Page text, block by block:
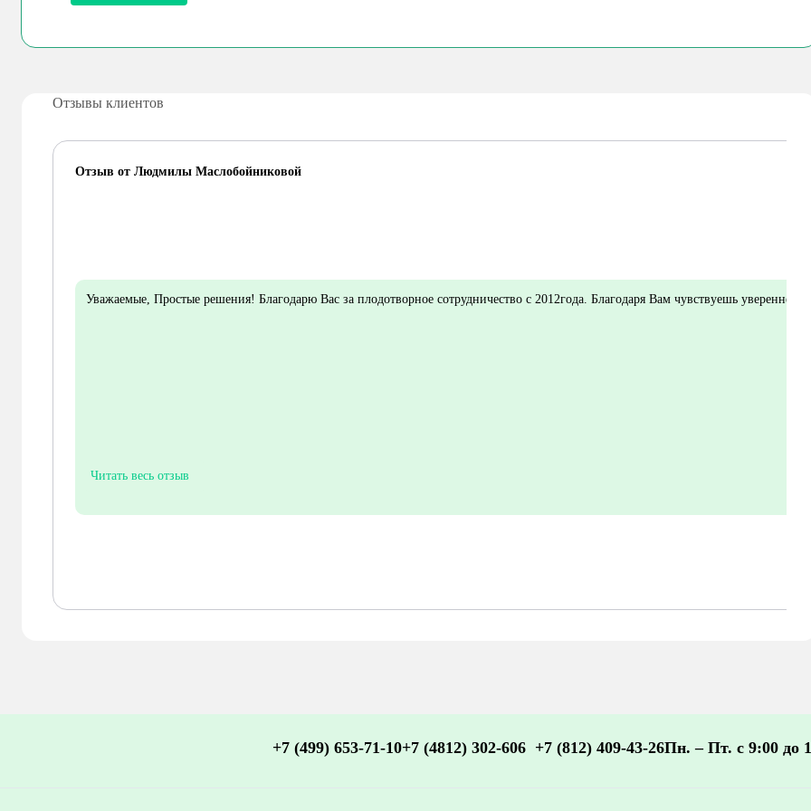
Отзывы клиентов
Отзыв от Людмилы Маслобойниковой
Уважаемые, Простые решения! Благодарю Вас за плодотворное сотрудничество с 2012года. Благодаря
Читать весь отзыв
+7 (499) 653-71-10+7 (4812) 302-606 +7 (812) 409-43-26Пн. – Пт. с 9:00 до